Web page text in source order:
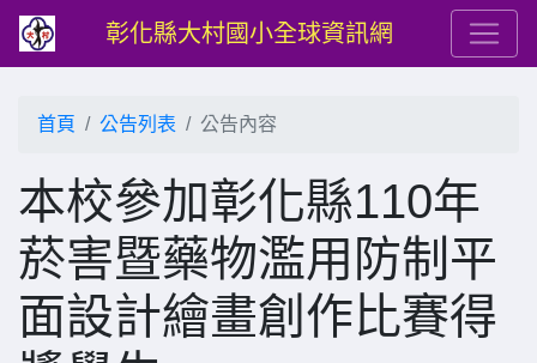
彰化縣大村國小全球資訊網
首頁 公告列表 公告內容
本校參加彰化縣110年
菸害暨藥物濫用防制平
面設計繪畫創作比賽得